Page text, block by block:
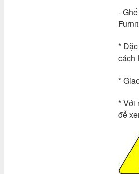
-
* Đặc
cách
*
* Với
để